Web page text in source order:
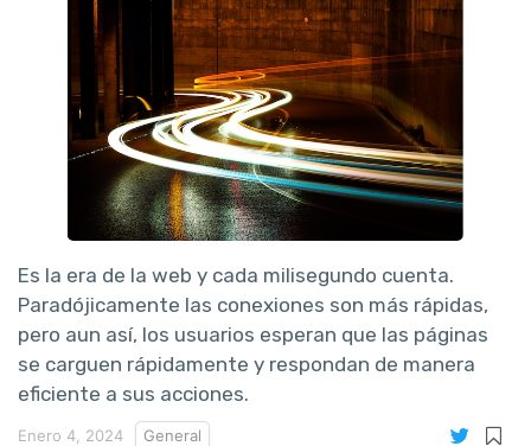
Es la era de la web y cada milisegundo cuenta.
Paradójicamente las conexiones son más rápidas,
pero aun así, los usuarios esperan que las páginas
se carguen rápidamente y respondan de manera
eficiente a sus acciones.
Enero 4, 2024 General